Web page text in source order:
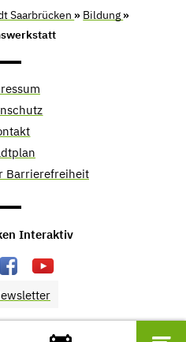
Saarbrücken » Bildung »
Barrierefreiheit
Interaktiv